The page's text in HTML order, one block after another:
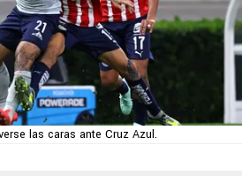
las caras ante Cruz Azul.